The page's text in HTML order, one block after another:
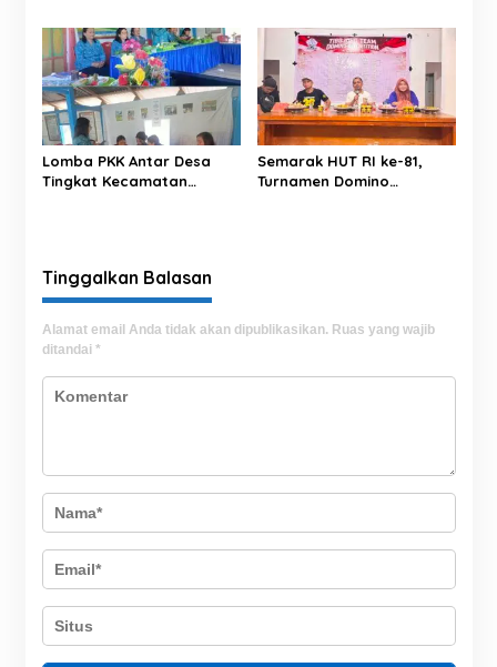
Hutan di Malam Hari
Perusahaan Impor
Lomba PKK Antar Desa
Tingkat Kecamatan
Semarak HUT RI ke-81,
Turnamen Domino
Tinggalkan Balasan
Alamat email Anda tidak akan dipublikasikan. Ruas yang wajib
ditandai *